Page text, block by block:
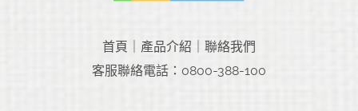
首頁 產品介紹
聯絡我們
客服聯絡電話：0800-388-100